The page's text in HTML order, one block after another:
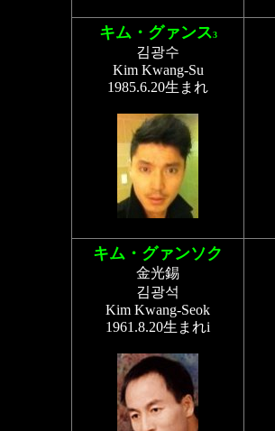
キム・グァンス3
김광수
Kim Kwang-Su
1985.6.20生まれ
キム・グァンソク
金光錫
김광석
Kim Kwang-Seok
1961.8.20生まれi